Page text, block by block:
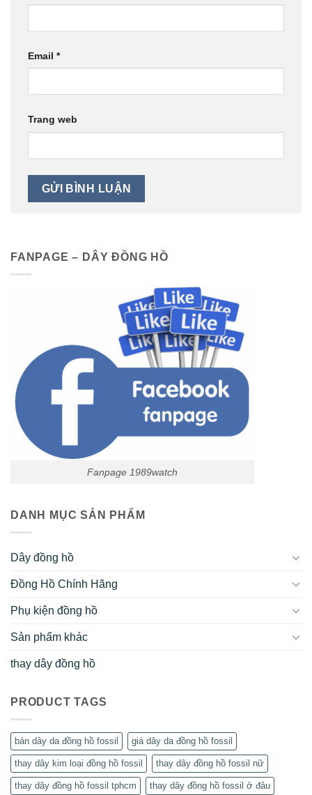
Email *
Trang web
FANPAGE – DÂY ĐỒNG HỒ
Fanpage 1989watch
DANH MỤC SẢN PHẨM
Dây đồng hồ
Đồng Hồ Chính Hãng
Phụ kiện đồng hồ
Sản phẩm khác
thay dây đồng hồ
PRODUCT TAGS
bán dây da đồng hồ fossil giá dây da đồng hồ fossil
thay dây kim loại đồng hồ fossil thay dây đồng hồ fossil nữ
thay dây đồng hồ fossil tphcm thay dây đồng hồ fossil ở đâu